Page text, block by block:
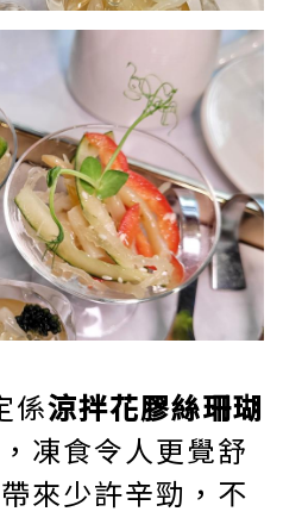
係涼拌花膠絲珊瑚
凍食令人更覺舒
來少許辛勁，不